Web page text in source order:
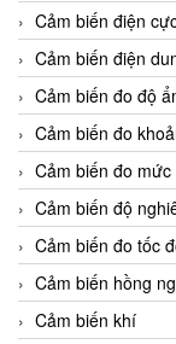
Cảm biến điện
Cảm biến điện
Cảm biến đo độ
Cảm biến đo
Cảm biến đo mức
Cảm biến độ
Cảm biến đo tốc
Cảm biến hồng
Cảm biến khí